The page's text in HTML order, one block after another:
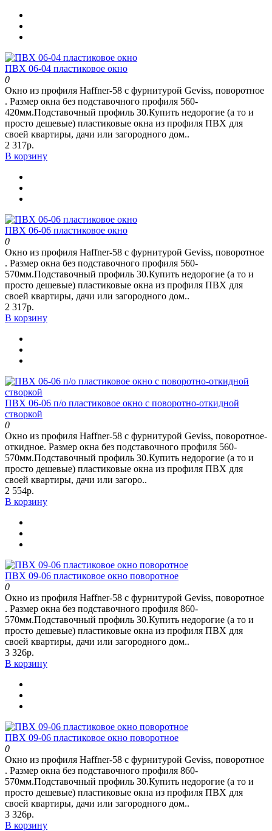
ПВХ 06-04 пластиковое окно
0
Окно из профиля Haffner-58 c фурнитурой Geviss, поворотное
. Размер окна без подставочного профиля 560-
420мм.Подставочный профиль 30.Купить недорогие (а то и
просто дешевые) пластиковые окна из профиля ПВХ для
своей квартиры, дачи или загородного дом..
2 317р.
В корзину
ПВХ 06-06 пластиковое окно
0
Окно из профиля Haffner-58 c фурнитурой Geviss, поворотное
. Размер окна без подставочного профиля 560-
570мм.Подставочный профиль 30.Купить недорогие (а то и
просто дешевые) пластиковые окна из профиля ПВХ для
своей квартиры, дачи или загородного дом..
2 317р.
В корзину
ПВХ 06-06 п/о пластиковое окно с поворотно-откидной
створкой
0
Окно из профиля Haffner-58 c фурнитурой Geviss, поворотное-
откидное. Размер окна без подставочного профиля 560-
570мм.Подставочный профиль 30.Купить недорогие (а то и
просто дешевые) пластиковые окна из профиля ПВХ для
своей квартиры, дачи или загоро..
2 554р.
В корзину
ПВХ 09-06 пластиковое окно поворотное
0
Окно из профиля Haffner-58 c фурнитурой Geviss, поворотное
. Размер окна без подставочного профиля 860-
570мм.Подставочный профиль 30.Купить недорогие (а то и
просто дешевые) пластиковые окна из профиля ПВХ для
своей квартиры, дачи или загородного дом..
3 326р.
В корзину
ПВХ 09-06 пластиковое окно поворотное
0
Окно из профиля Haffner-58 c фурнитурой Geviss, поворотное
. Размер окна без подставочного профиля 860-
570мм.Подставочный профиль 30.Купить недорогие (а то и
просто дешевые) пластиковые окна из профиля ПВХ для
своей квартиры, дачи или загородного дом..
3 326р.
В корзину